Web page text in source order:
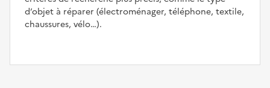
d’objet à réparer (électroménager, téléphone, textile,
chaussures, vélo…).